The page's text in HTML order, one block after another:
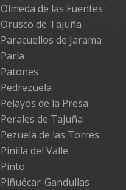
Olmeda de las Fuentes
Orusco de Tajuña
Paracuellos de Jarama
Parla
Patones
Pedrezuela
Pelayos de la Presa
Perales de Tajuña
Pezuela de las Torres
Pinilla del Valle
Pinto
Piñuécar-Gandullas